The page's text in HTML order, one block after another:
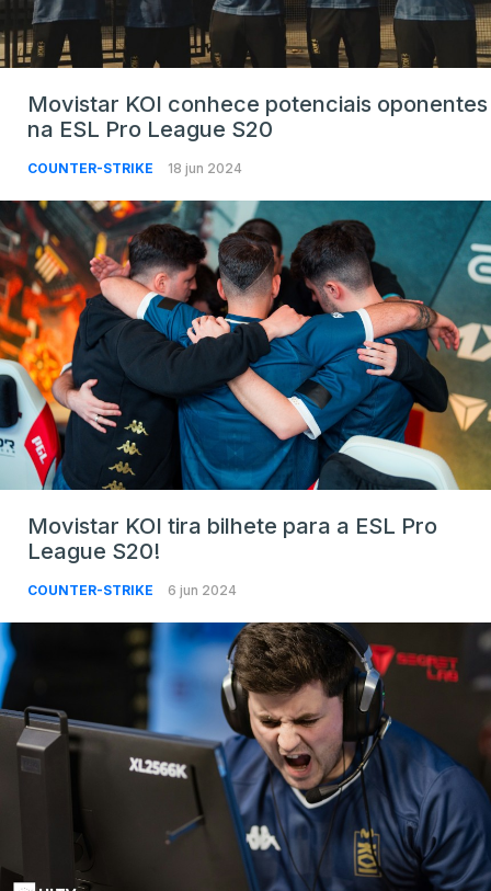
Movistar KOI conhece potenciais oponentes
na ESL Pro League S20
COUNTER-STRIKE 18 jun 2024
Movistar KOI tira bilhete para a ESL Pro
League S20!
COUNTER-STRIKE 6 jun 2024